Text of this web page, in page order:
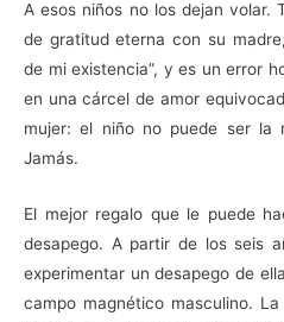
A esos niños no los dejan volar.
de gratitud eterna con su
de mi existencia”, y es un error
en una cárcel de amor
mujer: el niño no puede ser la
Jamás.
El mejor regalo que le puede
desapego. A partir de los seis
experimentar un desapego de
campo magnético masculino.